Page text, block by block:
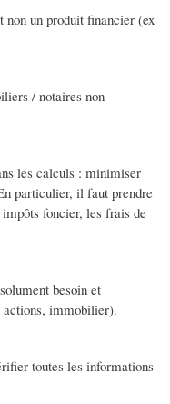
un produit financier (ex
/ notaires non-
les calculs : minimiser
particulier, il faut prendre
foncier, les frais de
besoin et
actions, immobilier).
toutes les informations